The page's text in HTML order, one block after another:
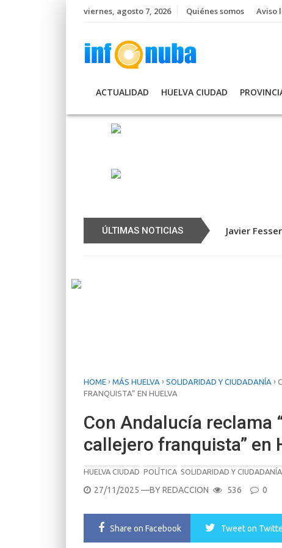
viernes, agosto 7, 2026 Quiénes somos Aviso
ACTUALIDAD HUELVA CIUDAD
ÚLTIMAS NOTICIAS
en la barriada del Alto de la Javier
HOME › MÁS HUELVA › SOLIDARIDAD Y CIUDADANÍA ›
FRANQUISTA” EN HUELVA
Con Andalucía reclama
callejero franquista” en
HUELVA CIUDAD POLÍTICA SOLIDARIDAD Y CIUDADANÍA
POSTED
27/11/2025 —BYREDACCION 536 0
Share on Facebook Tweeton